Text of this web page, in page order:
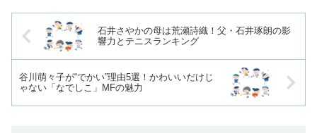
石井さやかの母は荒瀬詩織！父・石井琢朗の影
響力とテニスランキング
谷川萌々子が“でかい”理由5選！かわいいだけじ
ゃない「なでしこ」MFの魅力